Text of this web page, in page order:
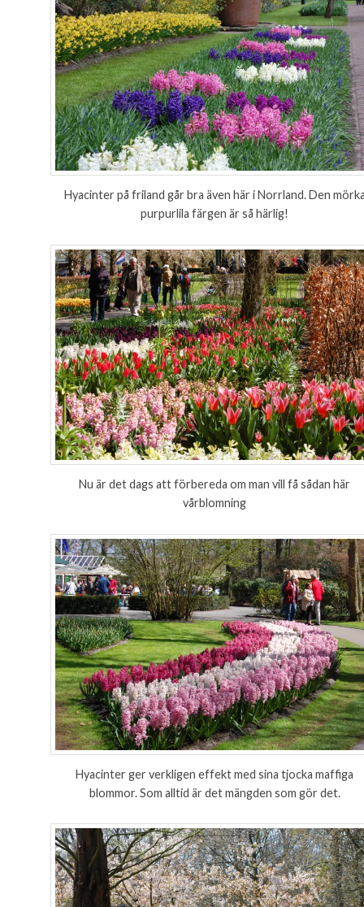
Hyacinter på friland går bra även här i Norrland. Den
purpurlila färgen är så härlig!
Nu är det dags att förbereda om man vill få sådan här
vårblomning
Hyacinter ger verkligen effekt med sina tjocka maffiga
blommor. Som alltid är det mängden som gör det.